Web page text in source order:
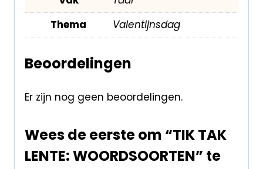
Thema
Valentijnsdag
Beoordelingen
Er zijn nog geen beoordelingen.
Wees de eerste om “TIK TAK
LENTE: WOORDSOORTEN” te